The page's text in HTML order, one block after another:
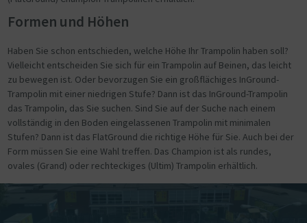
Formen und Höhen
Haben Sie schon entschieden, welche Höhe Ihr Trampolin haben soll?
Vielleicht entscheiden Sie sich für ein Trampolin auf Beinen, das leicht
zu bewegen ist. Oder bevorzugen Sie ein großflächiges InGround-
Trampolin mit einer niedrigen Stufe? Dann ist das InGround-Trampolin
das Trampolin, das Sie suchen. Sind Sie auf der Suche nach einem
vollständig in den Boden eingelassenen Trampolin mit minimalen
Stufen? Dann ist das FlatGround die richtige Höhe für Sie. Auch bei der
Form müssen Sie eine Wahl treffen. Das Champion ist als rundes,
ovales (Grand) oder rechteckiges (Ultim) Trampolin erhältlich.